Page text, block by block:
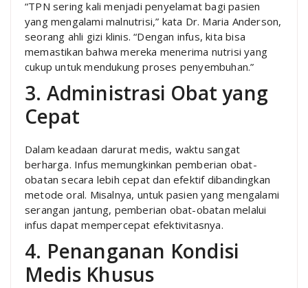
“TPN sering kali menjadi penyelamat bagi pasien
yang mengalami malnutrisi,” kata Dr. Maria Anderson,
seorang ahli gizi klinis. “Dengan infus, kita bisa
memastikan bahwa mereka menerima nutrisi yang
cukup untuk mendukung proses penyembuhan.”
3. Administrasi Obat yang
Cepat
Dalam keadaan darurat medis, waktu sangat
berharga. Infus memungkinkan pemberian obat-
obatan secara lebih cepat dan efektif dibandingkan
metode oral. Misalnya, untuk pasien yang mengalami
serangan jantung, pemberian obat-obatan melalui
infus dapat mempercepat efektivitasnya.
4. Penanganan Kondisi
Medis Khusus